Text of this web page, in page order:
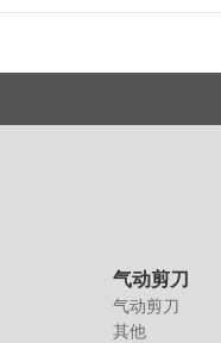
气动剪刀
气动剪刀
其他